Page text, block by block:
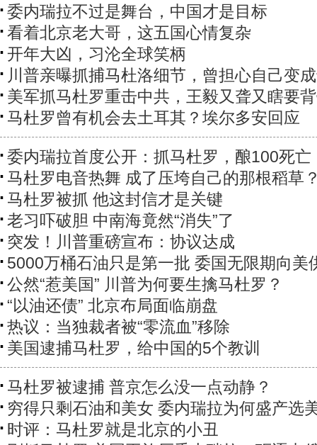
委内瑞拉不过是舞台，中国才是目标
看着北京老大哥，这五国心情复杂
开年大凶，习沦全球笑柄
川普亲曝抓捕马杜洛细节，曾担心自己变
美军抓马杜罗重击中共，王毅又聋又瞎要
马杜罗曾有机会去土耳其？埃尔多安回应
委内瑞拉首度公开：抓马杜罗，酿100死亡
马杜罗电音热舞 成了压垮自己的那根稻草
马杜罗被抓 他这封信才是关键
老习吓破胆 中南海竟然“消失”了
突发！川普重磅宣布：协议达成
5000万桶石油只是第一批 委国无限期向美
公然“惹美国” 川普为何要生擒马杜罗？
“以油还债” 北京布局面临崩盘
热议：当独裁者被“零流血”移除
美国逮捕马杜罗，给中国的5个教训
马杜罗被逮捕 普京怎么没一点动静？
穷得只剩石油和美女 委内瑞拉为何盛产选
时评：马杜罗就是北京的小丑